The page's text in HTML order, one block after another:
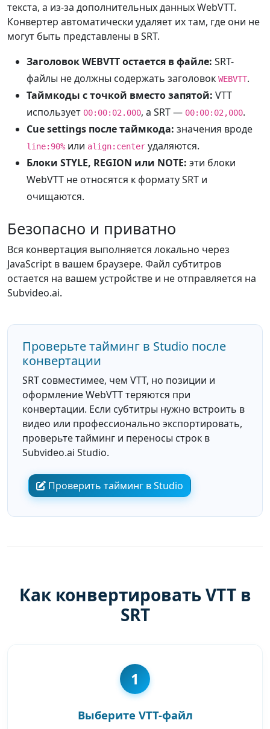
текста, а из-за дополнительных данных WebVTT.
Конвертер автоматически удаляет их там, где они не
могут быть представлены в SRT.
Заголовок WEBVTT остается в файле: SRT-
файлы не должны содержать заголовок WEBVTT.
Таймкоды с точкой вместо запятой: VTT
использует 00:00:02.000, а SRT — 00:00:02,000.
Cue settings после таймкода: значения вроде
line:90% или align:center удаляются.
Блоки STYLE, REGION или NOTE: эти блоки
WebVTT не относятся к формату SRT и
очищаются.
Безопасно и приватно
Вся конвертация выполняется локально через
JavaScript в вашем браузере. Файл субтитров
остается на вашем устройстве и не отправляется на
Subvideo.ai.
Проверьте тайминг в Studio после
конвертации
SRT совместимее, чем VTT, но позиции и
оформление WebVTT теряются при
конвертации. Если субтитры нужно встроить в
видео или профессионально экспортировать,
проверьте тайминг и переносы строк в
Subvideo.ai Studio.
Проверить тайминг в Studio
Как конвертировать VTT в
SRT
1
Выберите VTT-файл